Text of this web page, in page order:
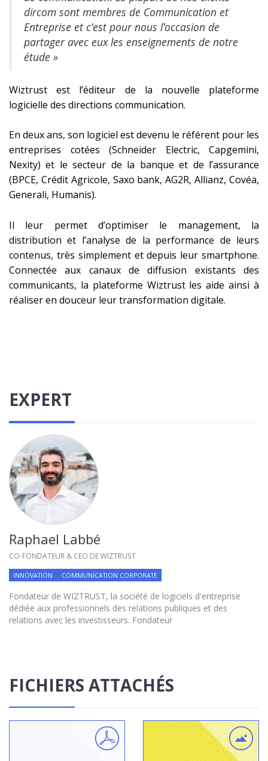
dircom sont membres de Communication et
Entreprise et c’est pour nous l’occasion de
partager avec eux les enseignements de notre
étude »
Wiztrust est l’éditeur de la nouvelle plateforme
logicielle des directions communication.
En deux ans, son logiciel est devenu le référent pour les
entreprises cotées (Schneider Electric, Capgemini,
Nexity) et le secteur de la banque et de l’assurance
(BPCE, Crédit Agricole, Saxo bank, AG2R, Allianz, Covéa,
Generali, Humanis).
Il leur permet d’optimiser le management, la
distribution et l’analyse de la performance de leurs
contenus, très simplement et depuis leur smartphone.
Connectée aux canaux de diffusion existants des
communicants, la plateforme Wiztrust les aide ainsi à
réaliser en douceur leur transformation digitale.
EXPERT
Raphael Labbé
CO-FONDATEUR & CEO DE WIZTRUST
INNOVATION COMMUNICATION CORPORATE
Fondateur de WIZTRUST, la société de logiciels d'entreprise
dédiée aux professionnels des relations publiques et des
relations avec les investisseurs. Fondateur
FICHIERS ATTACHÉS